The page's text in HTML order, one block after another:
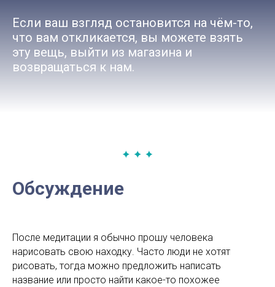
Если ваш взгляд остановится на чём-то,
что вам откликается, вы можете взять
эту вещь, выйти из магазина и
возвращаться к нам.
Обсуждение
После медитации я обычно прошу человека
нарисовать свою находку. Часто люди не хотят
рисовать, тогда можно предложить написать
название или просто найти какое-то похожее